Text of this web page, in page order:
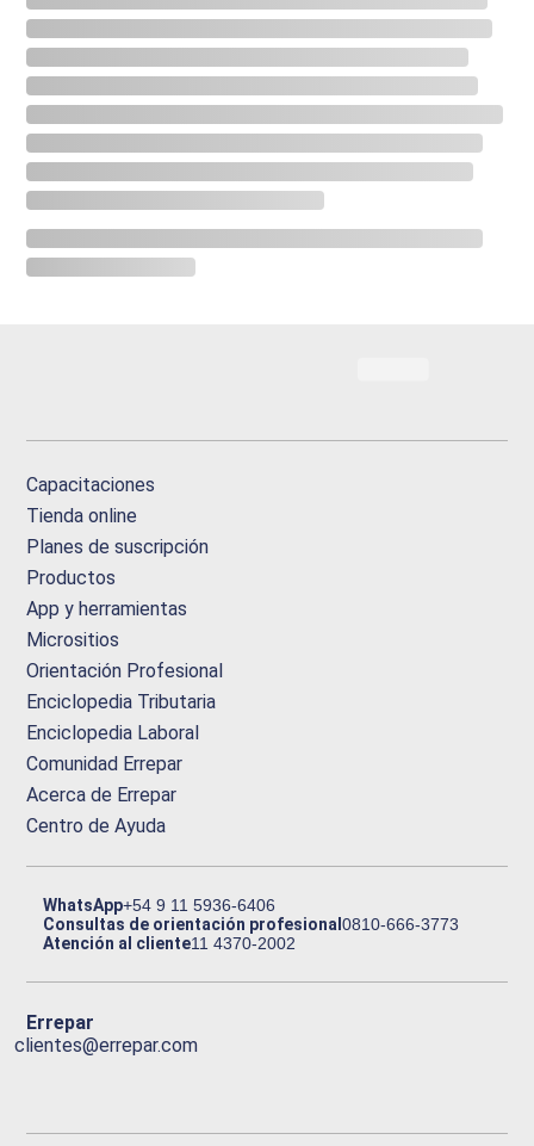
Capacitaciones
Tienda online
Planes de suscripción
Productos
App y herramientas
Micrositios
Orientación Profesional
Enciclopedia Tributaria
Enciclopedia Laboral
Comunidad Errepar
Acerca de Errepar
Centro de Ayuda
WhatsApp+54 9 11 5936-6406
Consultas de orientación profesional0810-666-3773
Atención al cliente11 4370-2002
Errepar
clientes@errepar.com